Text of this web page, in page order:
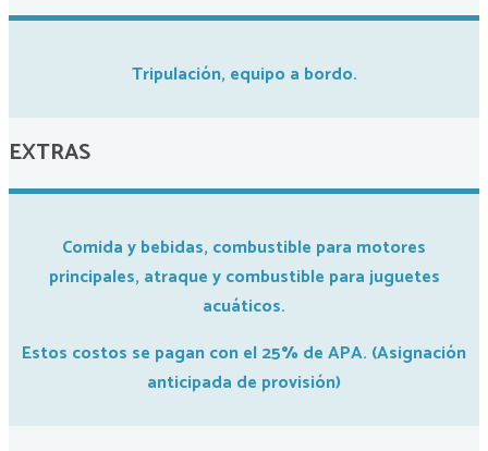
Tripulación, equipo a bordo.
EXTRAS
Comida y bebidas, combustible para motores
principales, atraque y combustible para juguetes
acuáticos.
Estos costos se pagan con el 25% de APA. (Asignación
anticipada de provisión)